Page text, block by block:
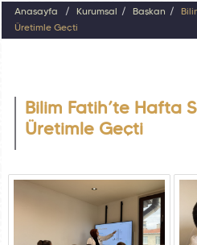
Anasayfa Kurumsal Başkan
Üretimle Geçti
Bilim Fatih’te Hafta
Üretimle Geçti